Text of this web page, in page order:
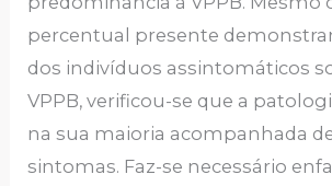
percentual presente
dos indivíduos assintomáticos
VPPB, verificou-se que a
na sua maioria acompanhada
sintomas. Faz-se necessário